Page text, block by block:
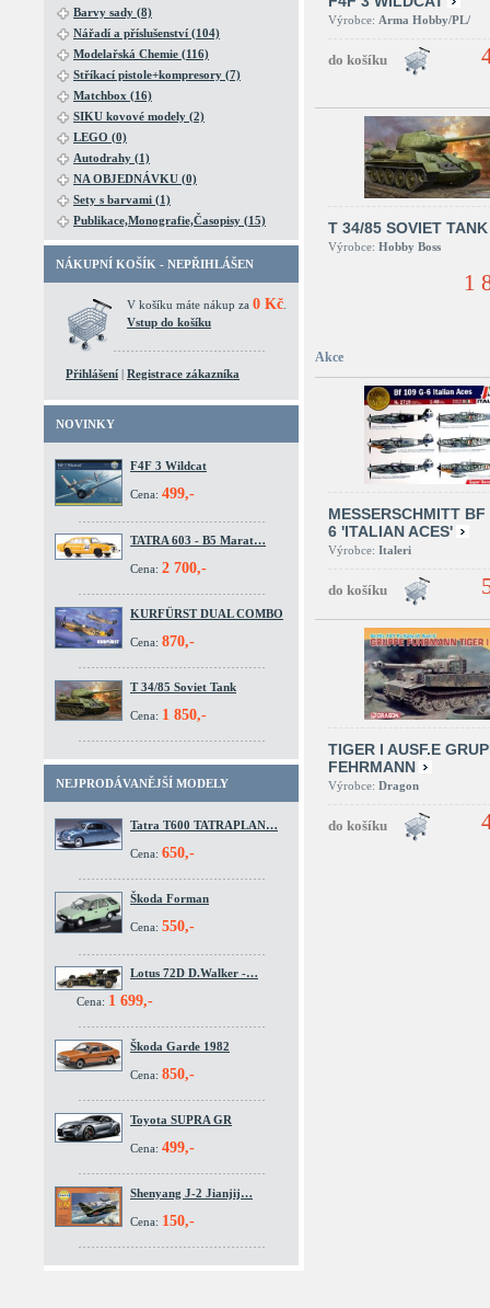
Barvy sady (8)
Nářadí a příslušenství (104)
Modelařská Chemie (116)
Stříkací pistole+kompresory (7)
Matchbox (16)
SIKU kovové modely (2)
LEGO (0)
Autodrahy (1)
NA OBJEDNÁVKU (0)
Sety s barvami (1)
Publikace,Monografie,Časopisy (15)
NÁKUPNÍ KOŠÍK - NEPŘIHLÁŠEN
V košíku máte nákup za 0 Kč
Vstup do košíku
Přihlášení | Registrace zákazníka
NOVINKY
F4F 3 Wildcat
Cena: 499,-
TATRA 603 - B5 Marat…
Cena: 2 700,-
KURFÜRST DUAL COMBO
Cena: 870,-
T 34/85 Soviet Tank
Cena: 1 850,-
NEJPRODÁVANĚJŠÍ MODELY
Tatra T600 TATRAPLAN…
Cena: 650,-
Škoda Forman
Cena: 550,-
Lotus 72D D.Walker -…
Cena: 1 699,-
Škoda Garde 1982
Cena: 850,-
Toyota SUPRA GR
Cena: 499,-
Shenyang J-2 Jianjij…
Cena: 150,-
Výrobce: Arma Hobby/PL/
T 34/85 SOVIET TANK
Výrobce: Hobby Boss
1
Akce
MESSERSCHMITT
6 'ITALIAN ACES'
Výrobce: Italeri
TIGER I AUSF.E
FEHRMANN
Výrobce: Dragon